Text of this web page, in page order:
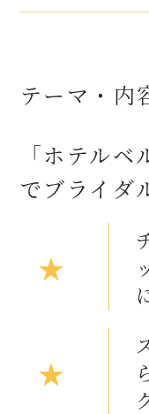
テーマ・内
「ホテルベ
でブライダ
★
★